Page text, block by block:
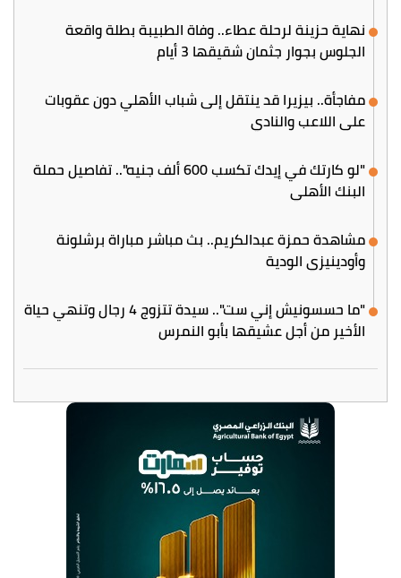
نهاية حزينة لرحلة عطاء.. وفاة الطبيبة بطلة واقعة
الجلوس بجوار جثمان شقيقها 3 أيام
مفاجأة.. بيزيرا قد ينتقل إلى شباب الأهلي دون عقوبات
على اللاعب والنادي
"لو كارتك في إيدك تكسب 600 ألف جنيه".. تفاصيل حملة
البنك الأهلي
مشاهدة حمزة عبدالكريم.. بث مباشر مباراة برشلونة
وأودينيزي الودية
"ما حسسونيش إني ست".. سيدة تتزوج 4 رجال وتنهي حياة
الأخير من أجل عشيقها بأبو النمرس